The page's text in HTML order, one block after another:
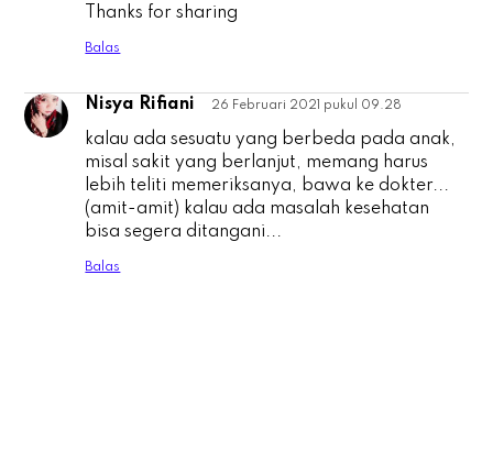
Thanks for sharing
Balas
N Nisya Rifiani 26 Februari 2021 pukul 09.28
kalau ada sesuatu yang berbeda pada anak,
misal sakit yang berlanjut, memang harus
lebih teliti memeriksanya, bawa ke dokter...
(amit-amit) kalau ada masalah kesehatan
bisa segera ditangani...
Balas